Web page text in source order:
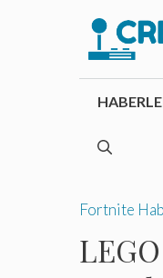
Fortnite